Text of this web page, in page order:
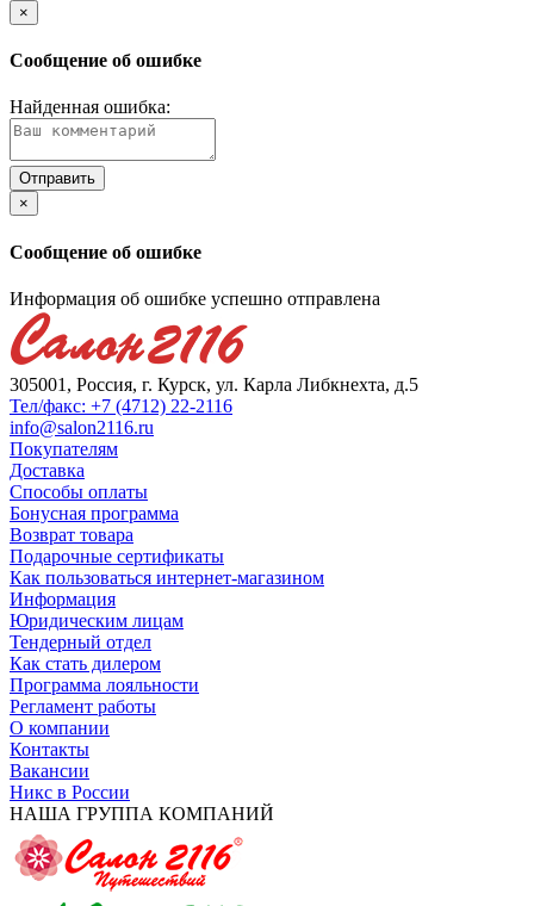
×
Сообщение об ошибке
Найденная ошибка:
×
Сообщение об ошибке
Информация об ошибке успешно отправлена
305001, Россия, г. Курск, ул. Карла Либкнехта, д.5
Тел/факс: +7 (4712) 22-2116
info@salon2116.ru
Покупателям
Доставка
Способы оплаты
Бонусная программа
Возврат товара
Подарочные сертификаты
Как пользоваться интернет-магазином
Информация
Юридическим лицам
Тендерный отдел
Как стать дилером
Программа лояльности
Регламент работы
О компании
Контакты
Вакансии
Никс в России
НАША ГРУППА КОМПАНИЙ